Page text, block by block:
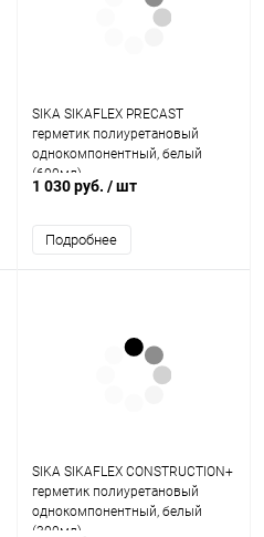
SIKA SIKAFLEX PRECAST
герметик полиуретановый
однокомпонентный, белый
(600мл)
1 030 руб. / шт
Подробнее
SIKA SIKAFLEX CONSTRUCTION+
герметик полиуретановый
однокомпонентный, белый
(300мл)